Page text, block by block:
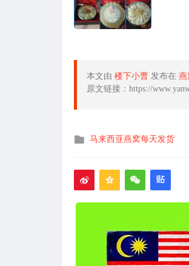
本文由 楼下小曹 发布在 燕
原文链接：https://
发
马来西亚燕窝每天发货